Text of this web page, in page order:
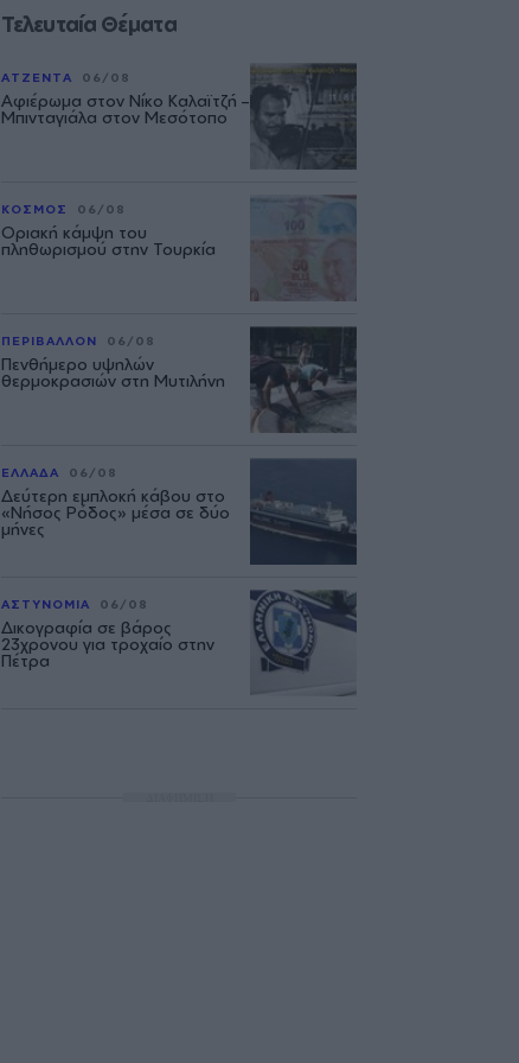
Τελευταία Θέματα
ΑΤΖΕΝΤΑ 06/08
Αφιέρωμα στον Νίκο Καλαϊτζή –
Μπινταγιάλα στον Μεσότοπο
ΚΟΣΜΟΣ 06/08
Οριακή κάμψη του
πληθωρισμού στην Τουρκία
ΠΕΡΙΒΑΛΛΟΝ 06/08
Πενθήμερο υψηλών
θερμοκρασιών στη Μυτιλήνη
ΕΛΛΑΔΑ 06/08
Δεύτερη εμπλοκή κάβου στο
«Νήσος Ρόδος» μέσα σε δύο
μήνες
ΑΣΤΥΝΟΜΙΑ 06/08
Δικογραφία σε βάρος
23χρονου για τροχαίο στην
Πέτρα